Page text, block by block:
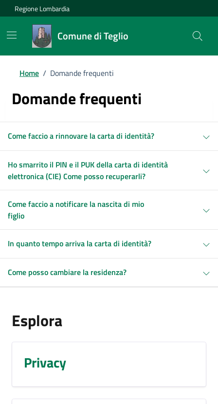
Regione Lombardia
Comune di Teglio
Home / Domande frequenti
Domande frequenti
Come faccio a rinnovare la carta di identità?
Ho smarrito il PIN e il PUK della carta di identità
elettronica (CIE) Come posso recuperarli?
Come faccio a notificare la nascita di mio
figlio
In quanto tempo arriva la carta di identità?
Come posso cambiare la residenza?
Esplora
Privacy